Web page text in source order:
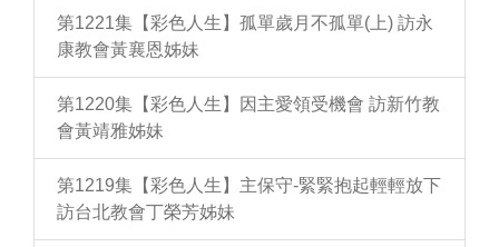
第1221集【彩色人生】孤單歲月不孤單(上) 訪永
康教會黃襄恩姊妹
第1220集【彩色人生】因主愛領受機會 訪新竹教
會黃靖雅姊妹
第1219集【彩色人生】主保守-緊緊抱起輕輕放下
訪台北教會丁榮芳姊妹